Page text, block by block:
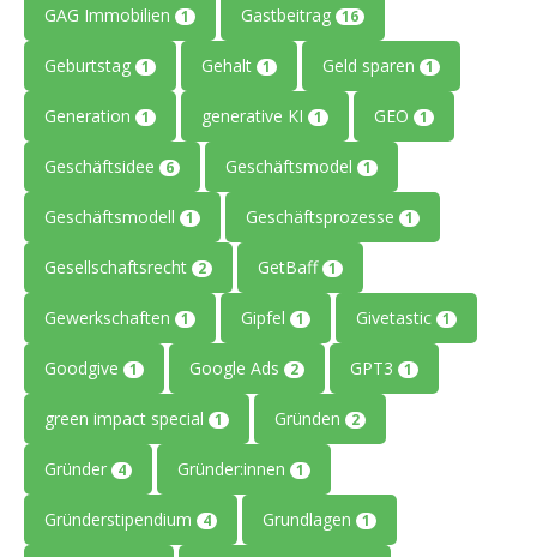
GAG Immobilien 1 Gastbeitrag 16
Geburtstag 1 Gehalt 1 Geld sparen 1
Generation 1 generative KI 1 GEO 1
Geschäftsidee 6 Geschäftsmodel 1
Geschäftsmodell 1 Geschäftsprozesse 1
Gesellschaftsrecht 2 GetBaff 1
Gewerkschaften 1 Gipfel 1 Givetastic 1
Goodgive 1 Google Ads 2 GPT3 1
green impact special 1 Gründen 2
Gründer 4 Gründer:innen 1
Gründerstipendium 4 Grundlagen 1